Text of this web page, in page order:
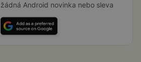
Android novinka nebo sleva